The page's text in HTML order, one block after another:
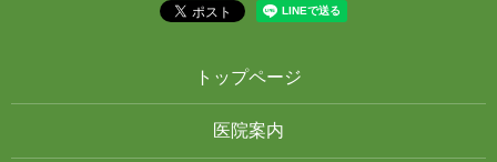
トップページ
医院案内